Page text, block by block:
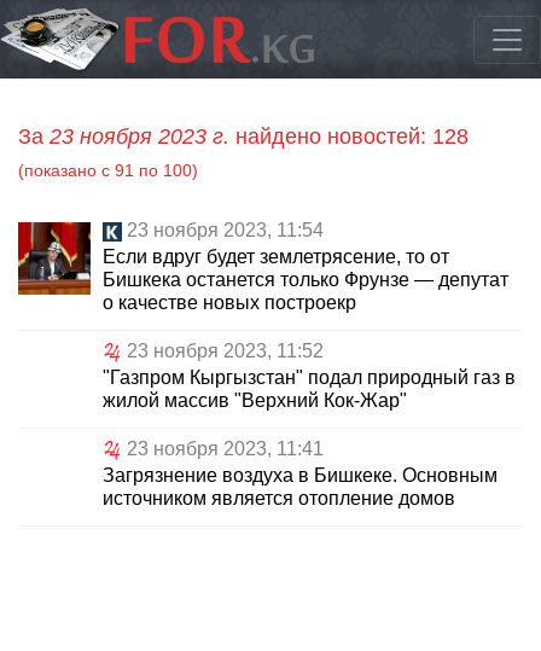
За 23 ноября 2023 г. найдено новостей: 128
(показано с 91 по 100)
23 ноября 2023, 11:54
Если вдруг будет землетрясение, то от
Бишкека останется только Фрунзе — депутат
о качестве новых построекp
23 ноября 2023, 11:52
"Газпром Кыргызстан" подал природный газ в
жилой массив "Верхний Кок-Жар"
23 ноября 2023, 11:41
Загрязнение воздуха в Бишкеке. Основным
источником является отопление домов